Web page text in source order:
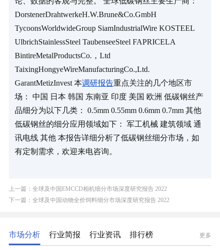
DorstenerDrahtwerkeH.W.Brune&Co.GmbH
TycoonsWorldwideGroup SiamIndustrialWire KOSTEEL
UlbrichStainlessSteel TaubenseeSteel FAPRICELA
BintireMetalProductsCo.，Ltd
TaixingHongyeWireManufacturingCo.,Ltd.
GarantMetizInvest 本调研报告重点关注的几个地区市
场： 中国 日本 韩国 东南亚 印度 美国 欧洲 低碳钢丝产
品细分为以下几类： 0.5mm 0.55mm 0.6mm 0.7mm 其他
低碳钢丝的细分应用领域如下： 军工机械 建筑领域 通
讯电线 其他 本报告详细分析了低碳钢丝细分市场，如
有定制需求，欢迎来电咨询。
上一篇：全球及中国EMCCD相机细分市场深度研究报告 2022
下一篇：全球及中国动物全价饲料细分市场深度研究报告 2022
市场分析 行业简报 行业资讯 排行榜 更多